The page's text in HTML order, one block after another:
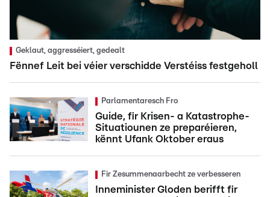
Geklaut, aggresséiert, gedealt
Fënnef Leit bei véier verschidde Verstéiss festgeholl
Parlamentaresch Fro
Guide, fir Krisen- a Katastrophe-
Situatiounen ze preparéieren,
kënnt Ufank Oktober eraus
Fir Zesummenaarbecht ze verbesseren
Inneminister Gloden berifft fir